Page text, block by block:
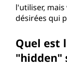
l'utiliser,
désirées qui
Quel est
"hidden"